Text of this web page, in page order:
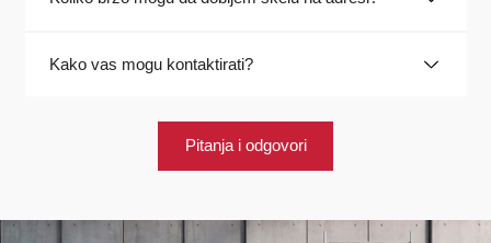
Kako vas mogu kontaktirati?
Pitanja i odgovori